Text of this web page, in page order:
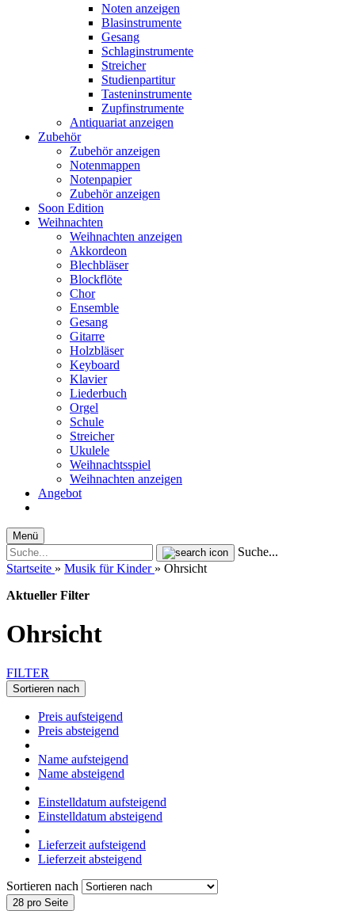
Noten anzeigen
Blasinstrumente
Gesang
Schlaginstrumente
Streicher
Studienpartitur
Tasteninstrumente
Zupfinstrumente
Antiquariat anzeigen
Zubehör
Zubehör anzeigen
Notenmappen
Notenpapier
Zubehör anzeigen
Soon Edition
Weihnachten
Weihnachten anzeigen
Akkordeon
Blechbläser
Blockflöte
Chor
Ensemble
Gesang
Gitarre
Holzbläser
Keyboard
Klavier
Liederbuch
Orgel
Schule
Streicher
Ukulele
Weihnachtsspiel
Weihnachten anzeigen
Angebot
Menü
Suche...
Startseite » Musik für Kinder » Ohrsicht
Aktueller Filter
Ohrsicht
FILTER
Sortieren nach
Preis aufsteigend
Preis absteigend
Name aufsteigend
Name absteigend
Einstelldatum aufsteigend
Einstelldatum absteigend
Lieferzeit aufsteigend
Lieferzeit absteigend
Sortieren nach
28 pro Seite